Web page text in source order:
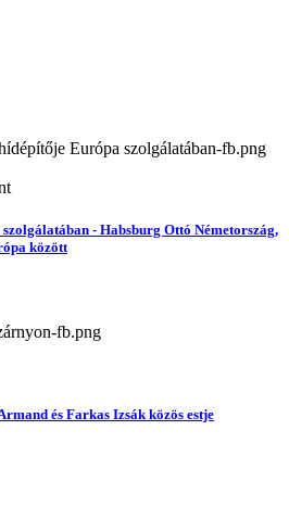
- Habsburg Ottó Németország,
között
és Farkas Izsák közös estje